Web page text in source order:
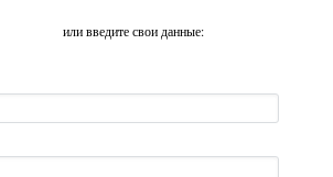
или введите свои данные: